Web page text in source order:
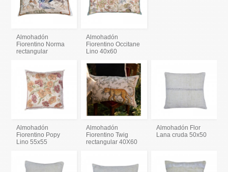
Almohadón
Fiorentino Norma
rectangular
Almohadón
Fiorentino Occitane
Lino 40x60
Almohadón
Fiorentino Popy
Lino 55x55
Almohadón
Fiorentino Twig
rectangular 40X60
Almohadón Flor
Lana cruda 50x50